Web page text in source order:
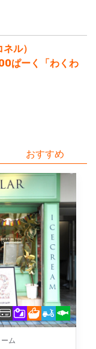
ル）
ぱーく「わくわ
おすすめ
ム